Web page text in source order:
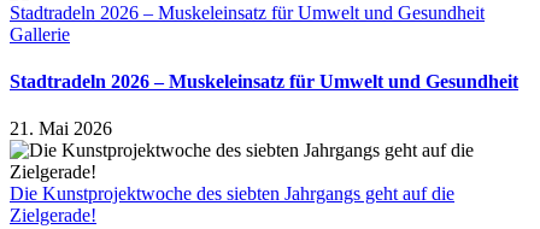
Stadtradeln 2026 – Muskeleinsatz für Umwelt und Gesundheit
Gallerie
Stadtradeln 2026 – Muskeleinsatz für Umwelt und Gesundheit
21. Mai 2026
Die Kunstprojektwoche des siebten Jahrgangs geht auf die
Zielgerade!